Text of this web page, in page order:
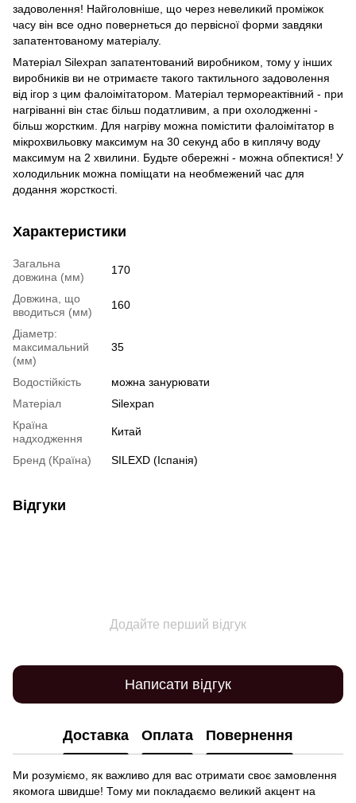
задоволення! Найголовніше, що через невеликий проміжок
часу він все одно повернеться до первісної форми завдяки
запатентованому матеріалу.
Матеріал Silexpan запатентований виробником, тому у інших
виробників ви не отримаєте такого тактильного задоволення
від ігор з цим фалоімітатором. Матеріал термореактівний - при
нагріванні він стає більш податливим, а при охолодженні -
більш жорстким. Для нагріву можна помістити фалоімітатор в
мікрохвильовку максимум на 30 секунд або в киплячу воду
максимум на 2 хвилини. Будьте обережні - можна обпектися! У
холодильник можна поміщати на необмежений час для
додання жорсткості.
Характеристики
Загальна
довжина (мм)
170
Довжина, що
вводиться (мм)
160
Діаметр:
максимальний
(мм)
35
Водостійкість
можна занурювати
Матеріал
Silexpan
Країна
надходження
Китай
Бренд (Країна) SILEXD (Іспанія)
Відгуки
Додайте перший відгук
Написати відгук
Доставка Оплата Повернення
Ми розуміємо, як важливо для вас отримати своє замовлення
якомога швидше! Тому ми покладаємо великий акцент на